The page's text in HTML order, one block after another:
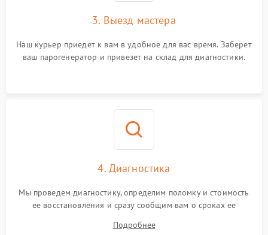
3. Выезд мастера
Наш курьер приедет к вам в удобное для вас время. Заберет
ваш парогенератор и привезет на склад для диагностики.
4. Диагностика
Мы проведем диагностику, определим поломку и стоимость
ее восстановления и сразу сообщим вам о сроках ее
Подробнее